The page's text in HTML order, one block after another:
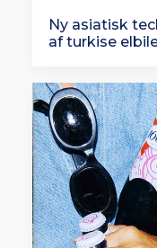
Ny asiatisk
af turkise